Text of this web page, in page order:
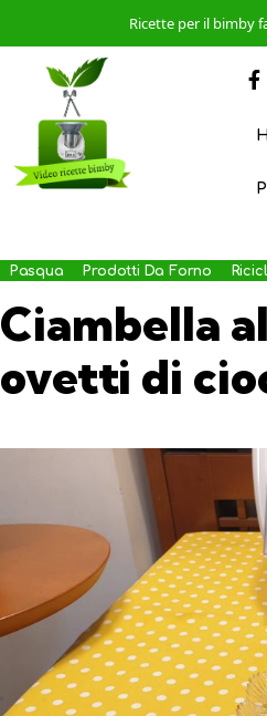
Ricette per il bimby
Pasqua Prodotti Da Forno
Ciambella
ovetti di